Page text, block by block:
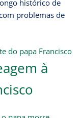
histórico de
problemas de
à